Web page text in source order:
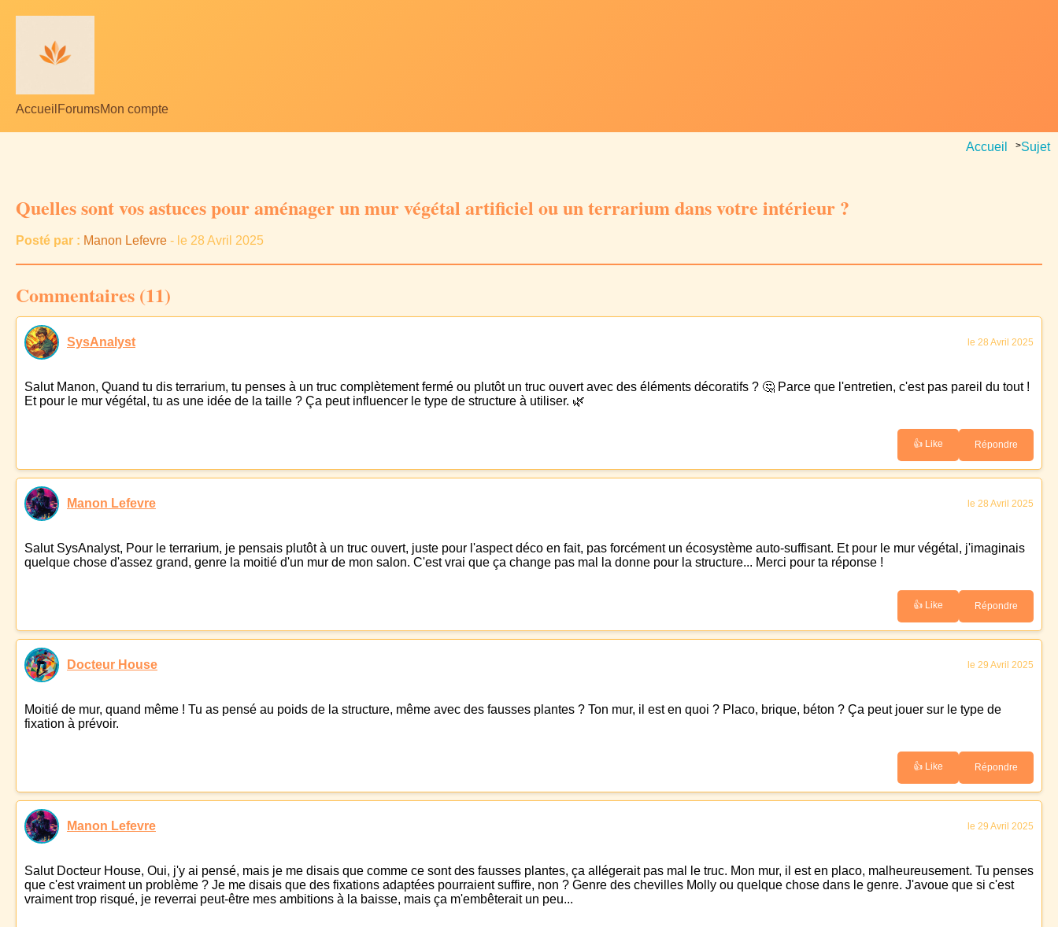
Accueil ForumsMon compte
Accueil >Sujet
Quelles sont vos astuces pour aménager un mur végétal artificiel ou un terrarium dans votre intérieur ?
Posté par : Manon Lefevre - le 28 Avril 2025
Commentaires (11)
SysAnalyst le 28 Avril 2025
Salut Manon, Quand tu dis terrarium, tu penses à un truc complètement fermé ou plutôt un truc ouvert avec des éléments décoratifs ? 🤔 Parce que l'entretien, c'est pas pareil du tout !
Et pour le mur végétal, tu as une idée de la taille ? Ça peut influencer le type de structure à utiliser. 🌿
👍 Like Répondre
Manon Lefevre le 28 Avril 2025
Salut SysAnalyst, Pour le terrarium, je pensais plutôt à un truc ouvert, juste pour l'aspect déco en fait, pas forcément un écosystème auto-suffisant. Et pour le mur végétal, j'imaginais
quelque chose d'assez grand, genre la moitié d'un mur de mon salon. C'est vrai que ça change pas mal la donne pour la structure... Merci pour ta réponse !
👍 Like Répondre
Docteur House le 29 Avril 2025
Moitié de mur, quand même ! Tu as pensé au poids de la structure, même avec des fausses plantes ? Ton mur, il est en quoi ? Placo, brique, béton ? Ça peut jouer sur le type de
fixation à prévoir.
👍 Like Répondre
Manon Lefevre le 29 Avril 2025
Salut Docteur House, Oui, j'y ai pensé, mais je me disais que comme ce sont des fausses plantes, ça allégerait pas mal le truc. Mon mur, il est en placo, malheureusement. Tu penses
que c'est vraiment un problème ? Je me disais que des fixations adaptées pourraient suffire, non ? Genre des chevilles Molly ou quelque chose dans le genre. J'avoue que si c'est
vraiment trop risqué, je reverrai peut-être mes ambitions à la baisse, mais ça m'embêterait un peu...